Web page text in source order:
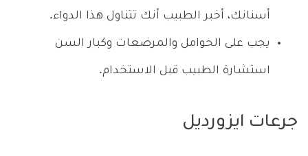
أسنانك، أخبر الطبيب أنك تتناول هذا الدواء.
يجب على الحوامل والمرضعات وكبار السن
استشارة الطبيب قبل الاستخدام.
جرعات ايزورديل